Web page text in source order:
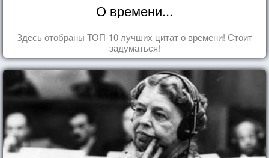
О времени...
Здесь отобраны ТОП-10 лучших цитат о времени! Стоит
задуматься!